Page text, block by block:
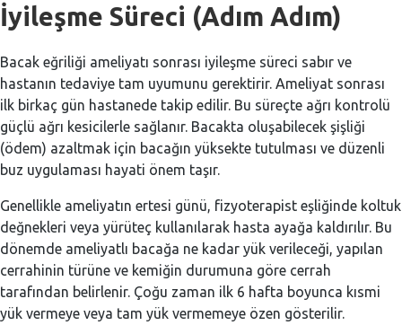
İyileşme Süreci (Adım Adım)
Bacak eğriliği ameliyatı sonrası iyileşme süreci sabır ve
hastanın tedaviye tam uyumunu gerektirir. Ameliyat sonrası
ilk birkaç gün hastanede takip edilir. Bu süreçte ağrı kontrolü
güçlü ağrı kesicilerle sağlanır. Bacakta oluşabilecek şişliği
(ödem) azaltmak için bacağın yüksekte tutulması ve düzenli
buz uygulaması hayati önem taşır.
Genellikle ameliyatın ertesi günü, fizyoterapist eşliğinde koltuk
değnekleri veya yürüteç kullanılarak hasta ayağa kaldırılır. Bu
dönemde ameliyatlı bacağa ne kadar yük verileceği, yapılan
cerrahinin türüne ve kemiğin durumuna göre cerrah
tarafından belirlenir. Çoğu zaman ilk 6 hafta boyunca kısmi
yük vermeye veya tam yük vermemeye özen gösterilir.